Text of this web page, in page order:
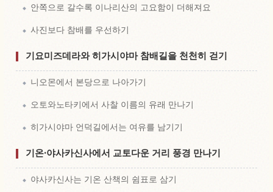
안쪽으로 갈수록 이나리산의 고요함이 더해져요
사진보다 참배를 우선하기
기요미즈데라와 히가시야마 참배길을 천천히 걷기
니오몬에서 본당으로 나아가기
오토와노타키에서 사찰 이름의 유래 만나기
히가시야마 언덕길에서는 여유를 남기기
기온·야사카신사에서 교토다운 거리 풍경 만나기
야사카신사는 기온 산책의 쉼표로 삼기